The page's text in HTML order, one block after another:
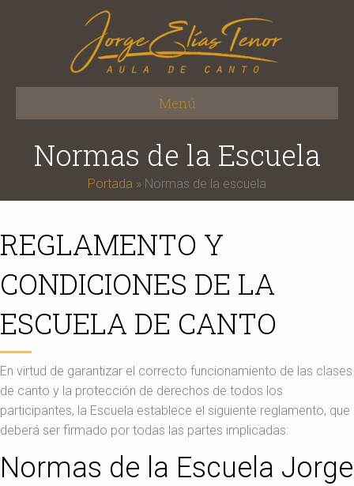
Menú
Normas de la Escuela
Portada » Normas de la escuela
REGLAMENTO Y
CONDICIONES DE LA
ESCUELA DE CANTO
En virtud de garantizar el correcto funcionamiento de las clases
de canto y la protección de derechos de todos los
participantes, la Escuela establece el siguiente reglamento, que
deberá ser firmado por todas las partes implicadas:
Normas de la Escuela Jorge